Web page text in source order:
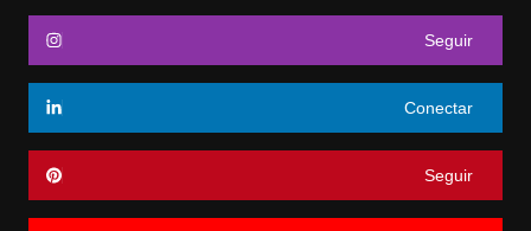
Seguir
Conectar
Seguir